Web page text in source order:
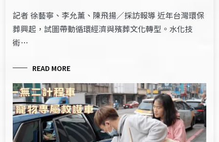
記者 徐藝寧、李允薰、陳飛揚／採訪報導 近年台灣環保
葬興起，試圖帶動循環經濟與殯葬文化轉型。水化技
術…
READ MORE